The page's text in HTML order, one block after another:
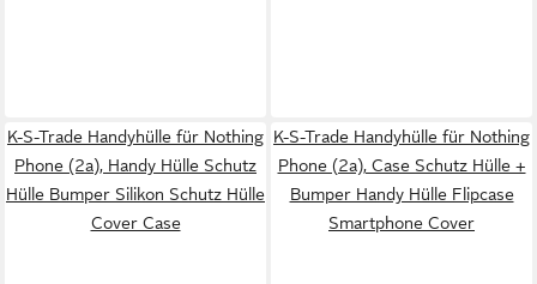
K-S-Trade Handyhülle für Nothing
Phone (2a), Handy Hülle Schutz
Hülle Bumper Silikon Schutz Hülle
Cover Case
K-S-Trade Handyhülle für Nothing
Phone (2a), Case Schutz Hülle +
Bumper Handy Hülle Flipcase
Smartphone Cover